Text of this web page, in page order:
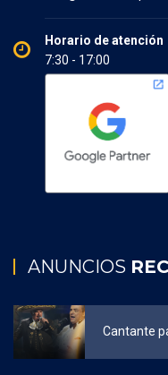
Horario de atención
7:30 - 17:00
ANUNCIOS
Cantante